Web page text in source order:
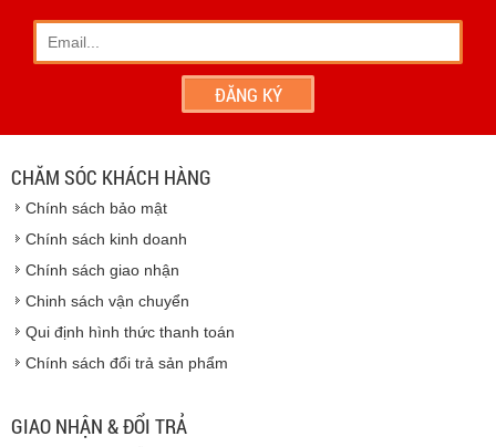
- Khách hàng có thể đếngiao dịch trực tiếp tạicông ty
- Hoặc chúng tôi sẽcử nhân viên giao hàng
địa chỉ khách hàng cung cấp.
Vinhempich
CAM KẾT CHẤT LƯỢNG
CHĂM SÓC KHÁCH HÀNG
Chính sách bảo mật
Chính sách kinh doanh
Chính sách giao nhận
Chinh sách vận chuyển
Qui định hình thức thanh toán
Chính sách đổi trả sản phẩm
GIAO NHẬN & ĐỔI TRẢ